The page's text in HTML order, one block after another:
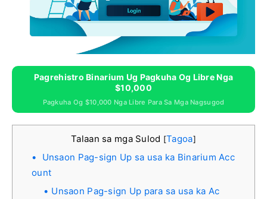
Pagrehistro Binarium Ug Pagkuha Og Libre Nga
$10,000
Pagkuha Og $10,000 Nga Libre Para Sa Mga Nagsugod
Talaan sa mga Sulod [Tagoa]
Unsaon Pag-sign Up sa usa ka Binarium Acc
ount
Unsaon Pag-sign Up para sa usa ka Ac